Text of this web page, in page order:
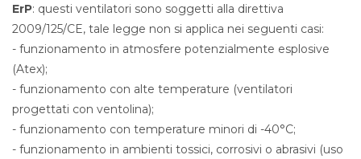
ErP: questi ventilatori sono soggetti alla direttiva
2009/125/CE, tale legge non si applica nei seguenti casi:
- funzionamento in atmosfere potenzialmente esplosive
(Atex);
- funzionamento con alte temperature (ventilatori
progettati con ventolina);
- funzionamento con temperature minori di -40°C;
- funzionamento in ambienti tossici, corrosivi o abrasivi (uso